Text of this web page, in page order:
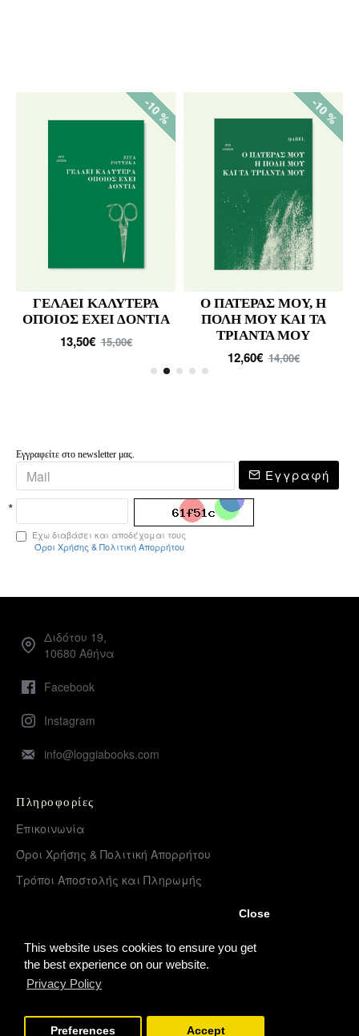
This website uses cookies to ensure you get
the best experience on our website.
Privacy Policy
Close
Preferences Accept
-10 %
ΓΕΛΑΕΙ ΚΑΛΥΤΕΡΑ
ΟΠΟΙΟΣ ΕΧΕΙ ΔΟΝΤΙΑ
13,50€ 15,00€
-10 %
Ο ΠΑΤΕΡΑΣ ΜΟΥ, Η
ΠΟΛΗ ΜΟΥ ΚΑΙ ΤΑ
ΤΡΙΑΝΤΑ ΜΟΥ
12,60€ 14,00€
Εγγραφείτε στο newsletter μας.
Εγγραφή
Έχω διαβάσει και αποδέχομαι τους
Όροι Χρήσης & Πολιτική Απορρήτου
Διδότου 19,
10680 Αθήνα
Facebook
Instagram
info@loggiabooks.com
Πληροφορίες
Επικοινωνία
Όροι Χρήσης & Πολιτική Απορρήτου
Τρόποι Αποστολής και Πληρωμής
Λογαριασμός
Σύνδεση